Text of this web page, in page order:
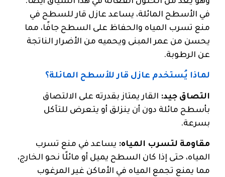
في الأسطح المائلة، يساعد عازل قار للسطح في
منع تسرب المياه والحفاظ على السطح جافًا، مما
يحسن من عمر المبنى ويحميه من الأضرار الناتجة
عن الرطوبة.
لماذا يُستخدم عازل قار للأسطح المائلة؟
التصاق جيد: القار يمتاز بقدرته على الالتصاق
بأسطح مائلة دون أن ينزلق أو يتعرض للتآكل
بسرعة.
مقاومة لتسرب المياه: يساعد في منع تسرب
المياه، حتى إذا كان السطح يميل أو مائلًا نحو الخارج،
مما يمنع تجمع المياه في الأماكن غير المرغوب